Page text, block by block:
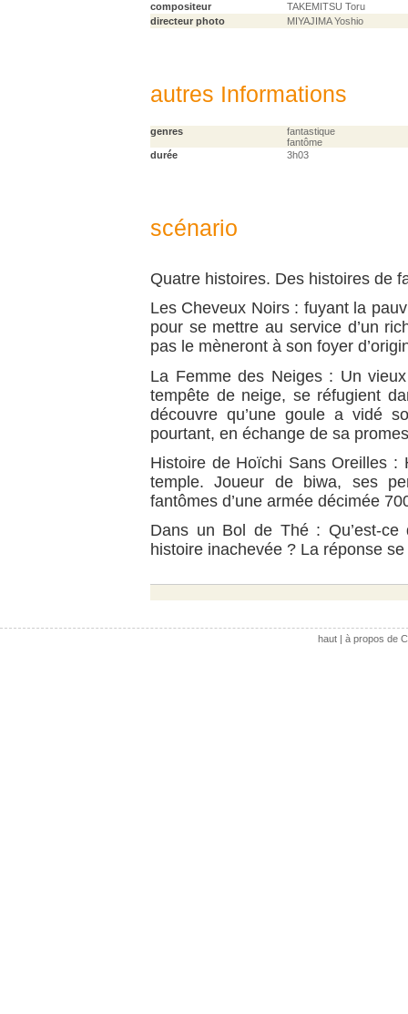
compositeur
TAKEMITSU Toru
directeur photo
MIYAJIMA Yoshio
autres Informations
genres
fantastique
fantôme
durée
3h03
scénario
Quatre histoires. Des histoires de
Les Cheveux Noirs : fuyant la
pour se mettre au service d’un
pas le mèneront à son foyer
La Femme des Neiges : Un
tempête de neige, se réfugient
découvre qu’une goule a vidé
pourtant, en échange de sa
Histoire de Hoïchi Sans Oreilles
temple. Joueur de biwa, ses
fantômes d’une armée décimée
Dans un Bol de Thé : Qu’est-
histoire inachevée ? La réponse
haut| à propos de